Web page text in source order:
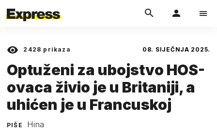
2428 prikaza 08. SIJEČNJA 2025.
Optuženi za ubojstvo HOS-
ovaca živio je u Britaniji, a
uhićen je u Francuskoj
PIŠE Hina